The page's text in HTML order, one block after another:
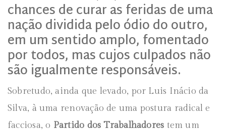
chances de curar as feridas de uma
nação dividida pelo ódio do outro,
em um sentido amplo, fomentado
por todos, mas cujos culpados não
são igualmente responsáveis.
Sobretudo, ainda que levado, por Luis Inácio da
Silva, à uma renovação de uma postura radical e
facciosa, o Partido dos Trabalhadores tem um